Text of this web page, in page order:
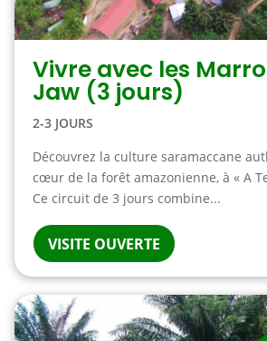
Vivre avec les
Jaw (3 jours)
2-3 JOURS
Découvrez la culture saramaccane
cœur de la forêt amazonienne, à « A
Ce circuit de 3 jours combine...
VISITE OUVERTE